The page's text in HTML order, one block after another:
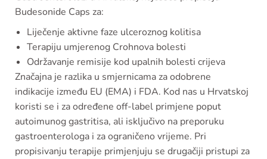
Budesonide Caps za:
Liječenje aktivne faze ulceroznog kolitisa
Terapiju umjerenog Crohnova bolesti
Održavanje remisije kod upalnih bolesti crijeva
Značajna je razlika u smjernicama za odobrene
indikacije između EU (EMA) i FDA. Kod nas u Hrvatskoj
koristi se i za određene off-label primjene poput
autoimunog gastritisa, ali isključivo na preporuku
gastroenterologa i za ograničeno vrijeme. Pri
propisivanju terapije primjenjuju se drugačiji pristupi za